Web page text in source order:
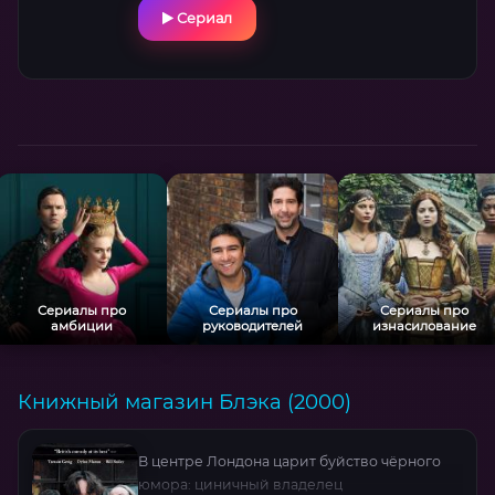
звёзд от Джеффа Голдблюма до Гаса Ван
Сента. Неожиданные повороты: от поиска
Сериал
Сериалы про
амбиции
Сериалы про
руководителей
Сериалы про
изнасилование
Книжный магазин Блэка (2000)
В центре Лондона царит буйство чёрного
юмора: циничный владелец